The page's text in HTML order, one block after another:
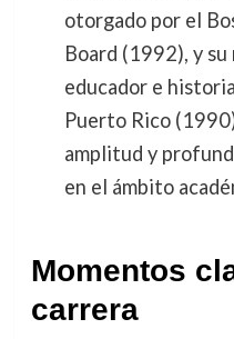
otorgado por el
Board (1992), y
educador e
Puerto Rico
amplitud y
en el ámbito
Momentos
carrera